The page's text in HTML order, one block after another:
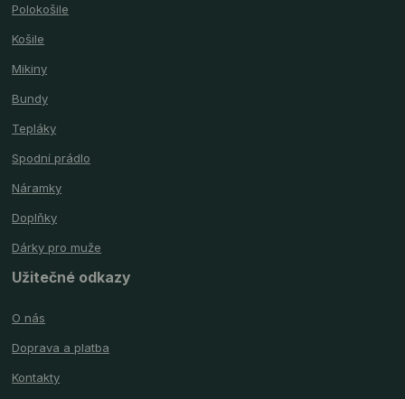
Polokošile
Košile
Mikiny
Bundy
Tepláky
Spodní prádlo
Náramky
Doplňky
Dárky pro muže
Užitečné odkazy
O nás
Doprava a platba
Kontakty